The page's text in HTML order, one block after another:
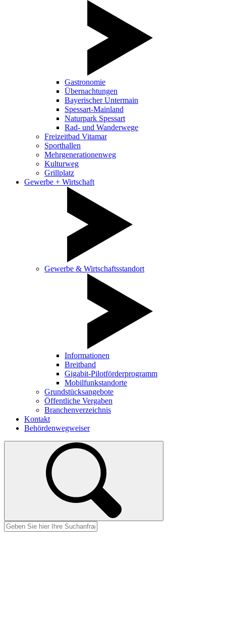
Gastronomie
Übernachtungen
Bayerischer Untermain
Spessart-Mainland
Naturpark Spessart
Rad- und Wanderwege
Freizeitbad Vitamar
Sporthallen
Mehrgenerationenweg
Kulturweg
Grillplatz
Gewerbe + Wirtschaft
Gewerbe & Wirtschaftsstandort
Informationen
Breitband
Gigabit-Pilotförderprogramm
Mobilfunkstandorte
Grundstücksangebote
Öffentliche Vergaben
Branchenverzeichnis
Kontakt
Behördenwegweiser